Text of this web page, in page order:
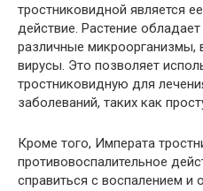
тростниковидной является
действие. Растение
различные микроорганизмы,
вирусы. Это позволяет
тростниковидную для
заболеваний, таких как
Кроме того, Императа
противовоспалительное
справиться с воспалением и